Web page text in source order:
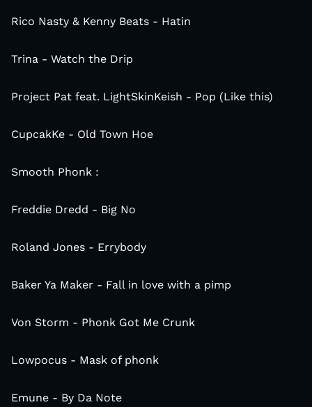
Rico Nasty & Kenny Beats - Hatin
Trina - Watch the Drip
Project Pat feat. LightSkinKeish - Pop (Like this)
CupcakKe - Old Town Hoe
Smooth Phonk :
Freddie Dredd - Big No
Roland Jones - Errybody
Baker Ya Maker - Fall in love with a pimp
Von Storm - Phonk Got Me Crunk
Lowpocus - Mask of phonk
Emune - By Da Note